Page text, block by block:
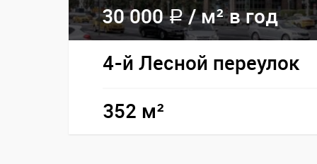
30 000a /м² в год
4-й Лесной переулок
352 м²